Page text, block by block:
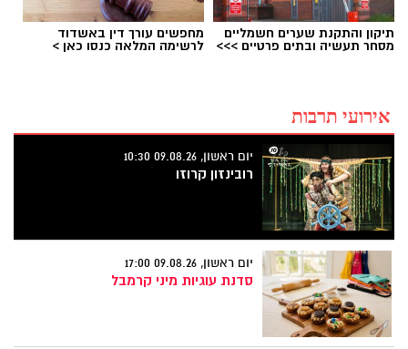
תיקון והתקנת שערים חשמליים
מסחר תעשיה ובתים פרטיים >>>
מחפשים עורך דין באשדוד
לרשימה המלאה כנסו כאן >
אירועי תרבות
יום ראשון, 09.08.26 10:30
רובינזון קרוזו
יום ראשון, 09.08.26 17:00
סדנת עוגיות מיני קרמבל